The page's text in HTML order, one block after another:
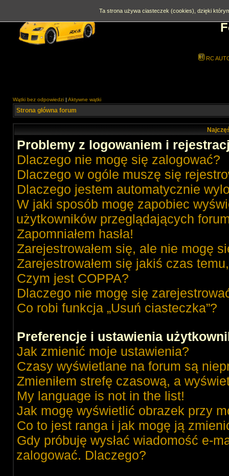
RC
Wątki bez odpowiedzi | Aktywne wątki
Strona główna forum
Problemy z logowaniem i
Dlaczego nie mogę się zalogować?
Dlaczego w ogóle muszę się
Dlaczego jestem automatycznie
W jaki sposób mogę zapobiec
użytkowników przeglądających
Zapomniałem hasła!
Zarejestrowałem się, ale nie mogę
Zarejestrowałem się jakiś czas
Czym jest COPPA?
Dlaczego nie mogę się
Co robi funkcja „Usuń ciasteczka”?
Preferencje i ustawienia
Jak zmienić moje ustawienia?
Czasy wyświetlane na forum są
Zmieniłem strefę czasową, a
My language is not in the list!
Jak mogę wyświetlić obrazek przy
Co to jest ranga i jak mogę ją
Gdy próbuję wysłać wiadomość e-
zalogować. Dlaczego?
Ta strona używa ciasteczek (cookies), dzięki